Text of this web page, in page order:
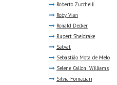
Roberto Zucchelli
Roby Vian
Ronald Decker
Rupert Sheldrake
Satvat
Sebastião Mota de Melo
Selene Calloni Williams
Silvia Fornaciari